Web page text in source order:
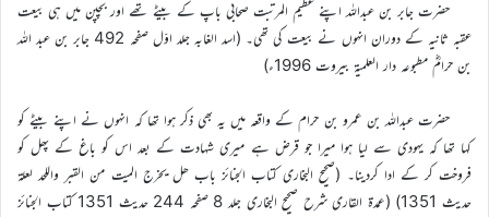
حضرت جابر بن عبداللہ اپنے عظیم المرتبت صحابی باپ کے بیٹے تھے اور بچپن میں ہی بیعت
عقبہ ثانیہ کے دوران انہوں نے بیعت کی تھی۔ (اسد الغابہ جلد اوّل صفحہ 492 جابر بن عبد اللہ
بن حرامؓ مطبوعہ دار العلمیۃ بیروت 1996ء)
حضرت عبداللہ بن عمرو بن حرام کے واقعہ میں یہ بھی ذکر ہوا تھا کہ انہوں نے اپنے بیٹے کو
کہا تھا کہ یہودی سے لیا ہوا میرا جو قرض ہے میری شہادت کے بعد اس کو باغ کے پھل کو
فروخت کر کے ادا کردینا۔ (صحیح البخاری کتاب الجنائز باب ھل یخرج المیت من القبر واللحد لعلۃ
حدیث 1351) (عمدۃ القاری شرح صحیح البخاری جلد 8 صفحہ 244 حدیث 1351 کتاب الجنائز